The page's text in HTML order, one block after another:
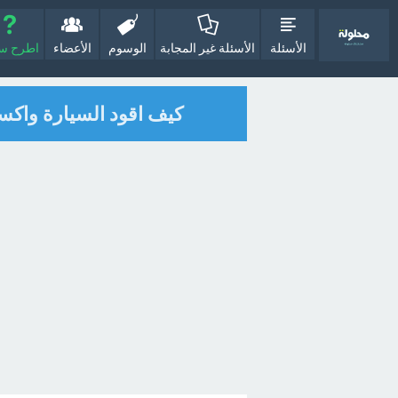
الأسئلة الأسئلة غير المجابة الوسوم الأعضاء اطرح
كيف اقود السيارة